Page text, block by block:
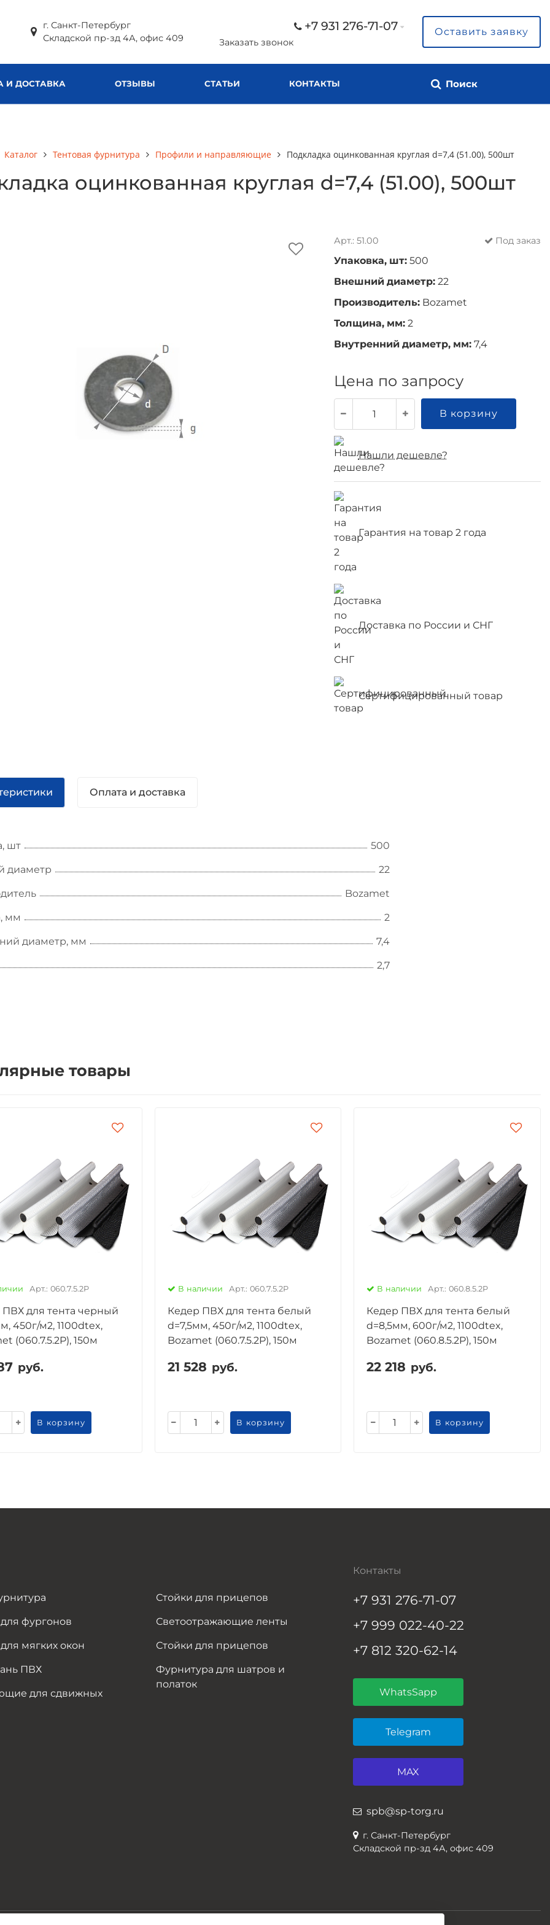
г. Санкт-Петербург
Складской пр-зд 4А, офис 409
+7 931 276-71-07
Заказать звонок
Оставить заявку
И ДОСТАВКА ОТЗЫВЫ СТАТЬИ КОНТАКТЫ Поиск
Каталог Тентовая фурнитура Профили и направляющие Подкладка оцинкованная круглая d=7,4 (51.00), 500шт
оцинкованная круглая d=7,4 (51.00), 500шт
Арт.: 51.00 Под заказ
Упаковка, шт: 500
Внешний диаметр: 22
Производитель: Bozamet
Толщина, мм: 2
Внутренний диаметр, мм: 7,4
Цена по запросу
В корзину
Нашли дешевле?
Гарантия на товар 2 года
Доставка по России и СНГ
Сертифицированный товар
Оплата и доставка
шт 500
диаметр 22
Bozamet
мм 2
диаметр, мм 7,4
2,7
товары
Арт.: 060.7.5.2P
ПВХ для тента черный
450г/м2, 1100dtex,
(060.7.5.2P), 150м
руб.
В корзину
В наличии Арт.: 060.7.5.2P
Кедер ПВХ для тента белый
d=7,5мм, 450г/м2, 1100dtex,
Bozamet (060.7.5.2P), 150м
21 528 руб.
В корзину
В наличии Арт.: 060.8.5.2P
Кедер ПВХ для тента белый
d=8,5мм, 600г/м2, 1100dtex,
Bozamet (060.8.5.2P), 150м
22 218 руб.
В корзину
фургонов
мягких окон
ПВХ
для сдвижных
Стойки для прицепов
Светоотражающие ленты
Стойки для прицепов
Фурнитура для шатров и
полаток
Контакты
+7 931 276-71-07
+7 999 022-40-22
+7 812 320-62-14
WhatsSapp
Telegram
MAX
spb@sp-torg.ru
г. Санкт-Петербург
Складской пр-зд 4А, офис 409